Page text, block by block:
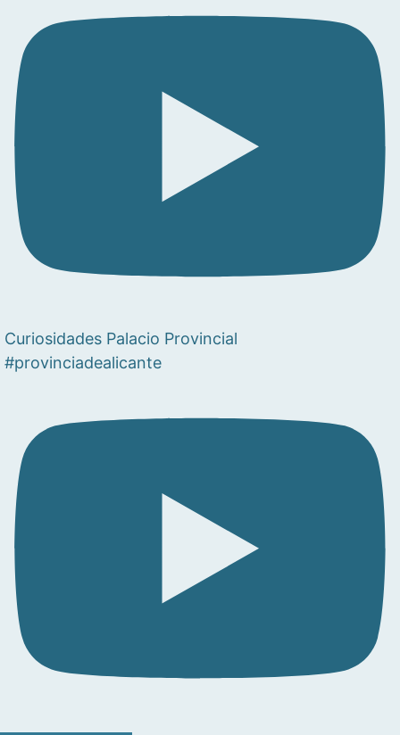
Curiosidades Palacio Provincial
#provinciadealicante